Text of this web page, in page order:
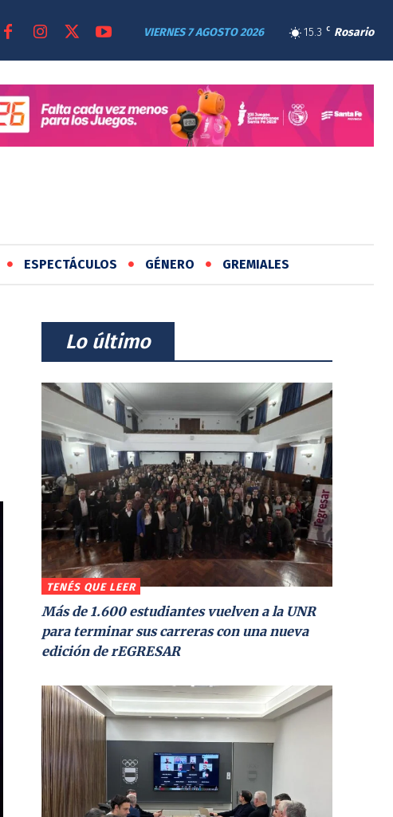
15.3 C Rosario
VIERNES 7 AGOSTO 2026
ESPECTÁCULOS GÉNERO GREMIALES
⠀Lo último⠀
TENÉS QUE LEER
Más de 1.600 estudiantes vuelven a la UNR
para terminar sus carreras con una nueva
edición de rEGRESAR